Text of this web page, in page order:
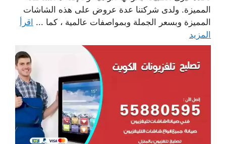
المميزة. ولدى شركتنا عدة عروض على هذه الشاشات
المميزة وبسعر الجملة وبمواصفات عالمية ، كما ... اقرأ
المزيد